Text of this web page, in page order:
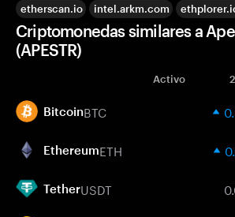
etherscan.io intel.arkm.com
Criptomonedas similares a
(APESTR)
Activo
BitcoinBTC
EthereumETH
TetherUSDT